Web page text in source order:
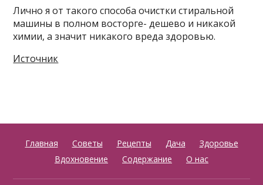
Лично я от такого способа очистки стиральной
машины в полном восторге- дешево и никакой
химии, а значит никакого вреда здоровью.
Источник
Главная Советы Рецепты Дача
Здоровье
Вдохновение
Содержание О нас